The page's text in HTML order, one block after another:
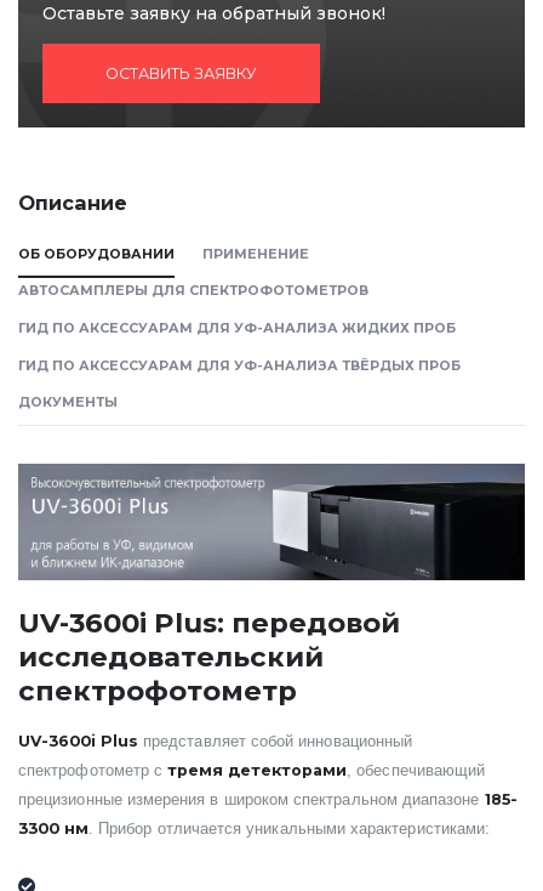
Оставьте заявку на обратный звонок!
ОСТАВИТЬ ЗАЯВКУ
Описание
ОБ ОБОРУДОВАНИИ ПРИМЕНЕНИЕ
АВТОСАМПЛЕРЫ ДЛЯ СПЕКТРОФОТОМЕТРОВ
ГИД ПО АКСЕССУАРАМ ДЛЯ УФ-АНАЛИЗА ЖИДКИХ ПРОБ
ГИД ПО АКСЕССУАРАМ ДЛЯ УФ-АНАЛИЗА ТВЁРДЫХ ПРОБ
ДОКУМЕНТЫ
UV-3600i Plus: передовой
исследовательский
спектрофотометр
UV-3600i Plus представляет собой инновационный
спектрофотометр стремя детекторами, обеспечивающий
прецизионные измерения в широком спектральном диапазоне 185-
3300 нм. Прибор отличается уникальными характеристиками: